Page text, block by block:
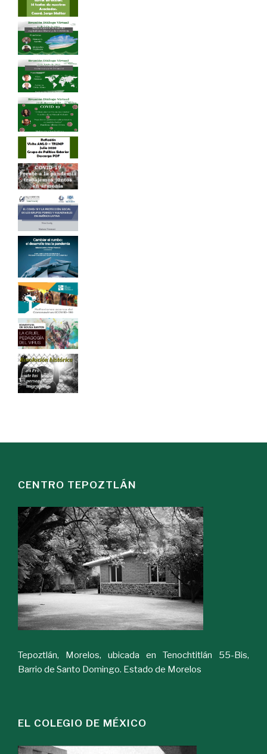
CENTRO TEPOZTLÁN
Tepoztlán, Morelos, ubicada en Tenochtitlán 55-Bis,
Barrio de Santo Domingo. Estado de Morelos
EL COLEGIO DE MÉXICO